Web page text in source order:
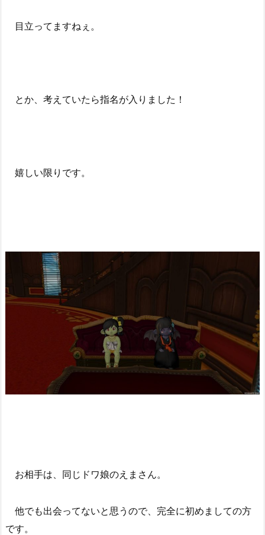
目立ってますねぇ。
とか、考えていたら指名が入りました！
嬉しい限りです。
お相手は、同じドワ娘のえまさん。
他でも出会ってないと思うので、完全に初めましての方
です。